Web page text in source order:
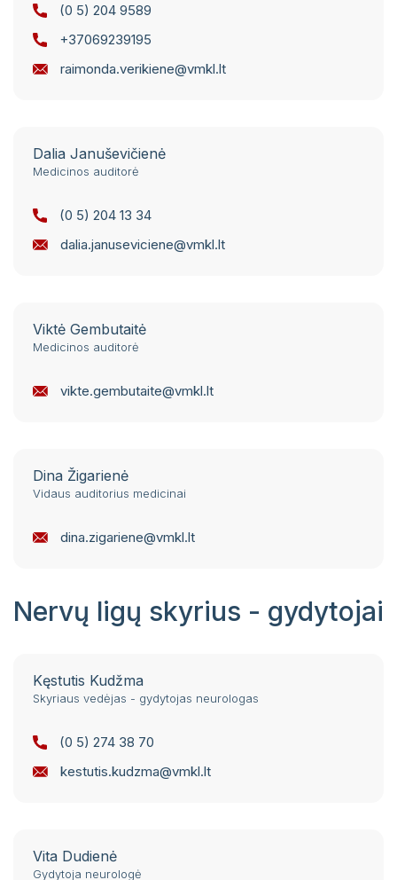
(0 5) 204 9589
+37069239195
raimonda.verikiene@vmkl.lt
Dalia Januševičienė
Medicinos auditorė
(0 5) 204 13 34
dalia.januseviciene@vmkl.lt
Viktė Gembutaitė
Medicinos auditorė
vikte.gembutaite@vmkl.lt
Dina Žigarienė
Vidaus auditorius medicinai
dina.zigariene@vmkl.lt
Nervų ligų skyrius - gydytojai
Kęstutis Kudžma
Skyriaus vedėjas - gydytojas neurologas
(0 5) 274 38 70
kestutis.kudzma@vmkl.lt
Vita Dudienė
Gydytoja neurologė